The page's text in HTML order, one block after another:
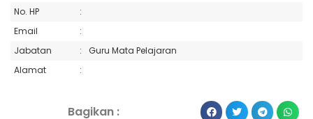
No. HP
:
Email
:
Jabatan
:
Guru Mata Pelajaran
Alamat
:
Bagikan :